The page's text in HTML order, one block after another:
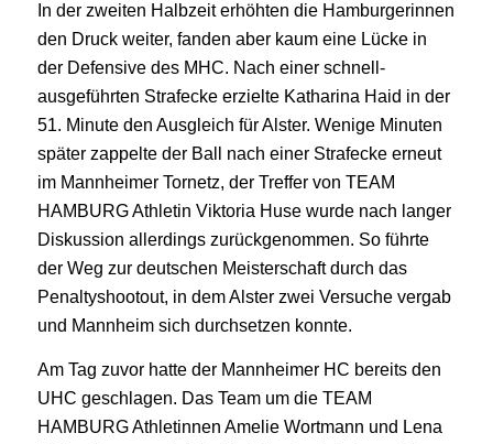
In der zweiten Halbzeit erhöhten die Hamburgerinnen
den Druck weiter, fanden aber kaum eine Lücke in
der Defensive des MHC. Nach einer schnell-
ausgeführten Strafecke erzielte Katharina Haid in der
51. Minute den Ausgleich für Alster. Wenige Minuten
später zappelte der Ball nach einer Strafecke erneut
im Mannheimer Tornetz, der Treffer von TEAM
HAMBURG Athletin Viktoria Huse wurde nach langer
Diskussion allerdings zurückgenommen. So führte
der Weg zur deutschen Meisterschaft durch das
Penaltyshootout, in dem Alster zwei Versuche vergab
und Mannheim sich durchsetzen konnte.
Am Tag zuvor hatte der Mannheimer HC bereits den
UHC geschlagen. Das Team um die TEAM
HAMBURG Athletinnen Amelie Wortmann und Lena